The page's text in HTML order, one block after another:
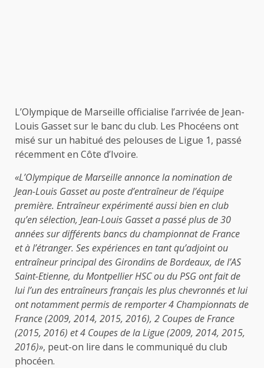
L’Olympique de Marseille officialise l’arrivée de Jean-
Louis Gasset sur le banc du club. Les Phocéens ont
misé sur un habitué des pelouses de Ligue 1, passé
récemment en Côte d’Ivoire.
«L’Olympique de Marseille annonce la nomination de
Jean-Louis Gasset au poste d’entraîneur de l’équipe
première. Entraîneur expérimenté aussi bien en club
qu’en sélection, Jean-Louis Gasset a passé plus de 30
années sur différents bancs du championnat de France
et à l’étranger. Ses expériences en tant qu’adjoint ou
entraîneur principal des Girondins de Bordeaux, de l’AS
Saint-Etienne, du Montpellier HSC ou du PSG ont fait de
lui l’un des entraîneurs français les plus chevronnés et lui
ont notamment permis de remporter 4 Championnats de
France (2009, 2014, 2015, 2016), 2 Coupes de France
(2015, 2016) et 4 Coupes de la Ligue (2009, 2014, 2015,
2016)», peut-on lire dans le communiqué du club
phocéen.